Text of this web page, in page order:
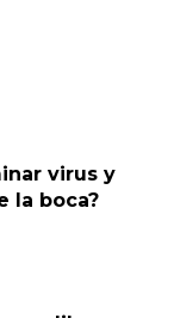
virus y
la boca?